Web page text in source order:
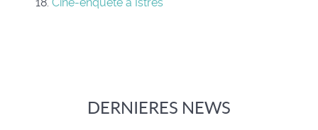
Ciné-enquête à Istres
DERNIERES NEWS